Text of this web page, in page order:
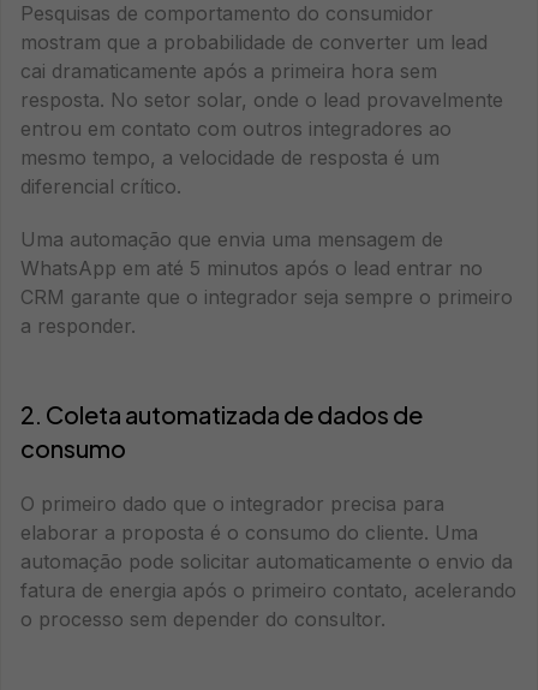
Pesquisas de comportamento do consumidor
mostram que a probabilidade de converter um lead
cai dramaticamente após a primeira hora sem
resposta. No setor solar, onde o lead provavelmente
entrou em contato com outros integradores ao
mesmo tempo, a velocidade de resposta é um
diferencial crítico.
Uma automação que envia uma mensagem de
WhatsApp em até 5 minutos após o lead entrar no
CRM garante que o integrador seja sempre o primeiro
a responder.
2. Coleta automatizada de dados de
consumo
O primeiro dado que o integrador precisa para
elaborar a proposta é o consumo do cliente. Uma
automação pode solicitar automaticamente o envio da
fatura de energia após o primeiro contato, acelerando
o processo sem depender do consultor.